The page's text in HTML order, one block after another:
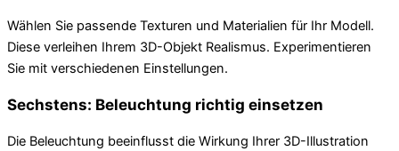
Wählen Sie passende Texturen und Materialien für Ihr Modell.
Diese verleihen Ihrem 3D-Objekt Realismus. Experimentieren
Sie mit verschiedenen Einstellungen.
Sechstens: Beleuchtung richtig einsetzen
Die Beleuchtung beeinflusst die Wirkung Ihrer 3D-Illustration